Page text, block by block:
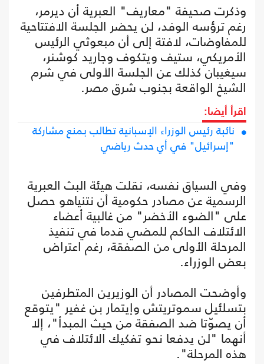
وذكرت صحيفة "معاريف" العبرية أن ديرمر،
رغم ترؤسه الوفد، لن يحضر الجلسة الافتتاحية
للمفاوضات، لافتة إلى أن مبعوثي الرئيس
الأمريكي، ستيف ويتكوف وجاريد كوشنر،
سيغيبان كذلك عن الجلسة الأولى في شرم
الشيخ الواقعة بجنوب شرق مصر.
اقرأ أيضا:
نائبة رئيس الوزراء الإسبانية تطالب بمنع مشاركة
"إسرائيل" في أي حدث رياضي
وفي السياق نفسه، نقلت هيئة البث العبرية
الرسمية عن مصادر حكومية أن نتنياهو حصل
على "الضوء الأخضر" من غالبية أعضاء
الائتلاف الحاكم للمضي قدما في تنفيذ
المرحلة الأولى من الصفقة، رغم اعتراض
بعض الوزراء.
وأوضحت المصادر أن الوزيرين المتطرفين
بتسلئيل سموتريتش وإيتمار بن غفير "يتوقع
أن يصوّتا ضد الصفقة من حيث المبدأ"، إلا
أنهما "لن يدفعا نحو تفكيك الائتلاف في
هذه المرحلة".